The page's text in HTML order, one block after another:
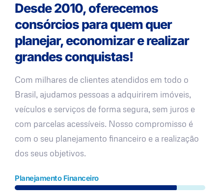
Desde 2010, oferecemos
consórcios para quem quer
planejar, economizar e realizar
grandes conquistas!
Com milhares de clientes atendidos em todo o
Brasil, ajudamos pessoas a adquirirem imóveis,
veículos e serviços de forma segura, sem juros e
com parcelas acessíveis. Nosso compromisso é
com o seu planejamento financeiro e a realização
dos seus objetivos.
Planejamento Financeiro